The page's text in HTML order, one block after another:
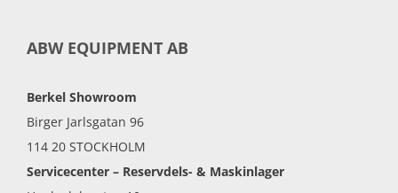
ABW EQUIPMENT AB
Berkel Showroom
Birger Jarlsgatan 96
114 20 STOCKHOLM
Servicecenter – Reservdels- & Maskinlager